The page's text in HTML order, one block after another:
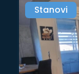
Stanovi